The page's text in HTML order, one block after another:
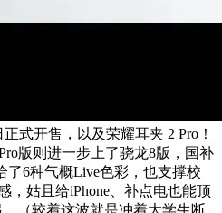
式开售，以及荣耀耳夹 2 Pro！
版则进一步上了骁龙8版，国补
了6种气概Live色彩，也支撑校
，姑且给iPhone、补点电也能顶
（较着这波就是冲着大学生断